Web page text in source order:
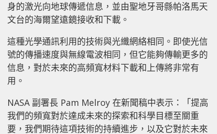
身的激光向地球傳遞信息，並由聖地牙哥縣帕洛馬天
文台的海爾望遠鏡接收和下載。
這種光學通訊利用的技術與光纖網絡相同。即使光信
號的傳播速度與無線電波相同，但它能夠傳輸更多的
信息，對於未來的高頻寬材料下載和上傳將非常有
用。
NASA 副署長 Pam Melroy 在新聞稿中表示：「提高
我們的頻寬對於達成未來的探索和科學目標至關重
要，我們期待這項技術的持續進步，以及它對於未來